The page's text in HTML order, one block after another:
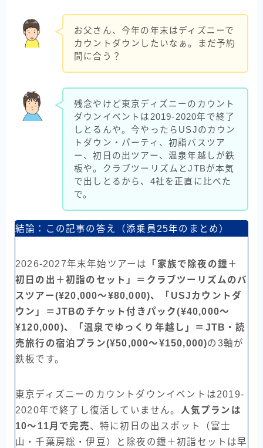
お父さん、今年の年末はディズニーで
カウントダウンしたいなぁ。まだ予約
間に合う？
残念やけど東京ディズニーのカウント
ダウンイベントは2019-2020年で終了
しとるんや。今やったらUSJのカウン
トダウン・パーティ、初詣バスツア
ー、初日の出ツアー、温泉年越しが鉄
板や。クラブツーリズムとJTBが本気
で出しとるから、4社を正直に比べた
で。
結論：この記事の答え（添乗員25年のまとめ）
2026-2027年末年始ツアーは
「家族で除夜の鐘＋
初日の出＋初詣のセット」＝クラブツーリズムのバ
スツアー(¥20,000〜¥80,000)、「USJカウントダ
ウン」＝JTBのチケット付きパック(¥40,000〜
¥120,000)、「温泉でゆっくり年越し」＝JTB・読
売旅行の宿泊プラン(¥50,000〜¥150,000)の3軸が
鉄板です。
東京ディズニーのカウントダウンイベントは2019-
2020年で終了し復活していません。 人気プランは
10〜11月で完売、特に初日の出スポット（富士
山・千葉房総・伊豆）と除夜の鐘＋初詣セットは早